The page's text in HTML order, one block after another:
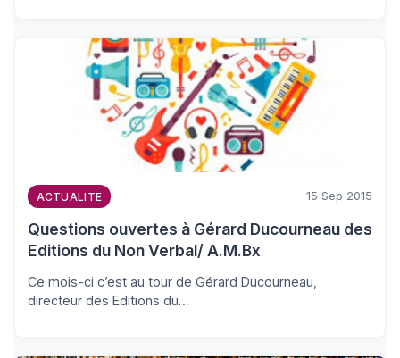
ACTUALITE 15 Sep 2015
Questions ouvertes à Gérard Ducourneau des
Editions du Non Verbal/ A.M.Bx
Ce mois-ci c’est au tour de Gérard Ducourneau,
directeur des Editions du…